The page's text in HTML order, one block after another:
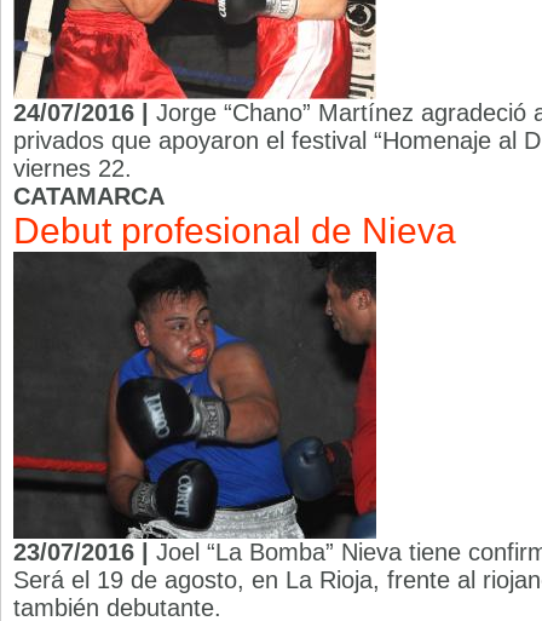
24/07/2016 | Jorge “Chano” Martínez
privados que apoyaron el festival “Homenaje al
viernes 22.
CATAMARCA
Debut profesional de Nieva
23/07/2016 | Joel “La Bomba” Nieva tiene
Será el 19 de agosto, en La Rioja, frente al
también debutante.